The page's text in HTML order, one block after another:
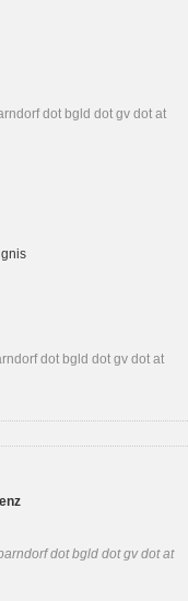
dot bgld dot gv dot at
dot bgld dot gv dot at
dot bgld dot gv dot at